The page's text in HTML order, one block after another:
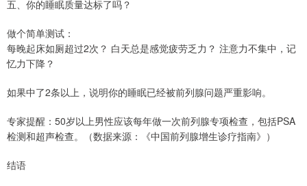
五、你的睡眠质量达标了吗？
做个简单测试：
每晚起床如厕超过2次？ 白天总是感觉疲劳乏力？ 注意力不集中，记
忆力下降？
如果中了2条以上，说明你的睡眠已经被前列腺问题严重影响。
专家提醒：50岁以上男性应该每年做一次前列腺专项检查，包括PSA
检测和超声检查。（数据来源：《中国前列腺增生诊疗指南》）
结语